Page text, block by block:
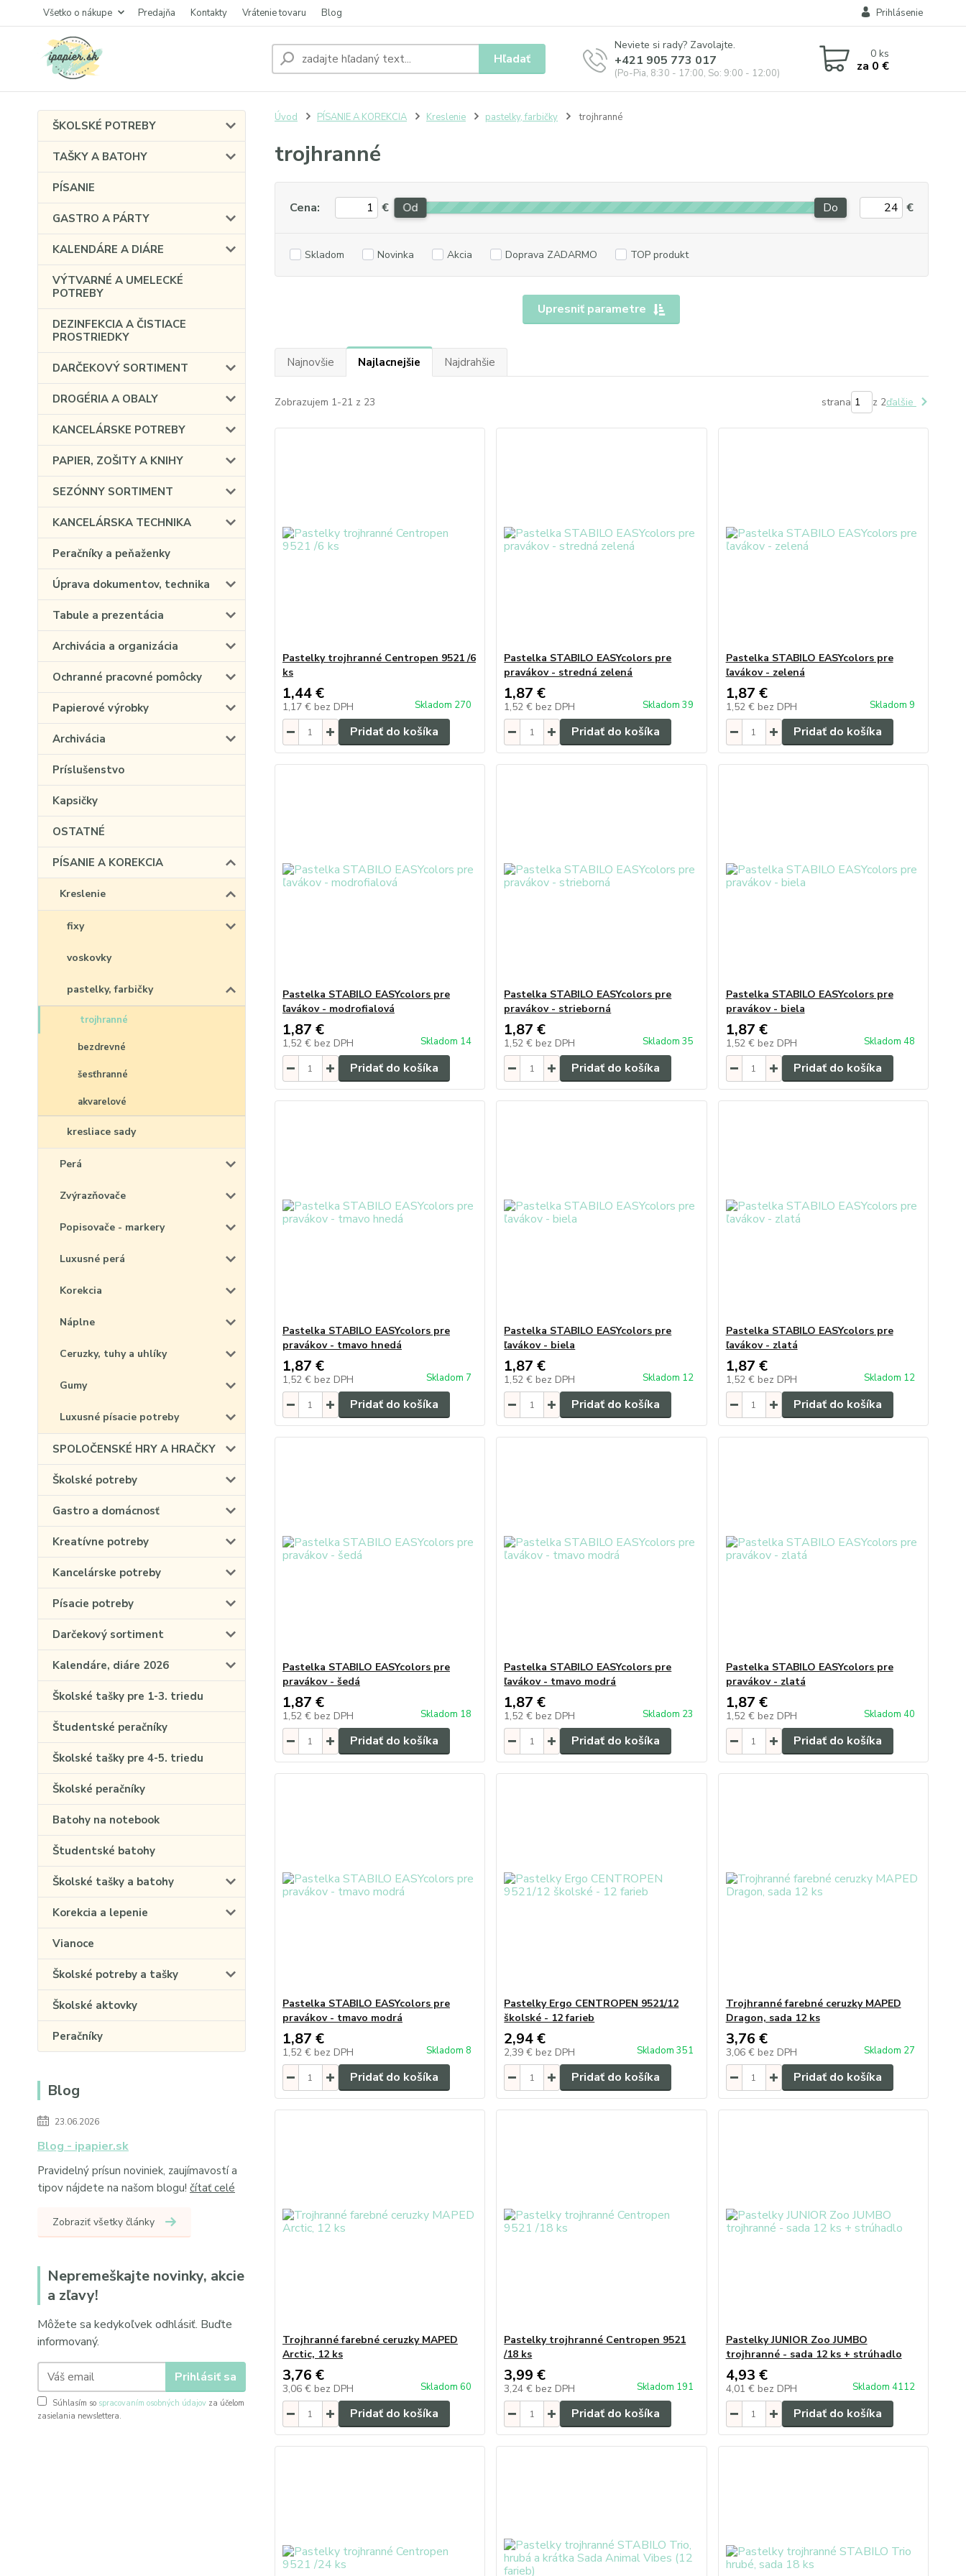
Všetko o nákupe Predajňa Kontakty Vrátenie tovaru Blog Prihlásenie
Hľadať
Neviete si rady? Zavolajte.
+421 905 773 017
(Po-Pia, 8:30 - 17:00, So: 9:00 - 12:00)
0ks
za 0 €
ŠKOLSKÉ POTREBY
TAŠKY A BATOHY
PÍSANIE
GASTRO A PÁRTY
KALENDÁRE A DIÁRE
VÝTVARNÉ A UMELECKÉ
POTREBY
DEZINFEKCIA A ČISTIACE
PROSTRIEDKY
DARČEKOVÝ SORTIMENT
DROGÉRIA A OBALY
KANCELÁRSKE POTREBY
PAPIER, ZOŠITY A KNIHY
SEZÓNNY SORTIMENT
KANCELÁRSKA TECHNIKA
Peračníky a peňaženky
Úprava dokumentov, technika
Tabule a prezentácia
Archivácia a organizácia
Ochranné pracovné pomôcky
Papierové výrobky
Archivácia
Príslušenstvo
Kapsičky
OSTATNÉ
PÍSANIE A KOREKCIA
Kreslenie
fixy
voskovky
pastelky, farbičky
trojhranné
bezdrevné
šesťhranné
akvarelové
kresliace sady
Perá
Zvýrazňovače
Popisovače - markery
Luxusné perá
Korekcia
Náplne
Ceruzky, tuhy a uhlíky
Gumy
Luxusné písacie potreby
SPOLOČENSKÉ HRY A HRAČKY
Školské potreby
Gastro a domácnosť
Kreatívne potreby
Kancelárske potreby
Písacie potreby
Darčekový sortiment
Kalendáre, diáre 2026
Školské tašky pre 1-3. triedu
Študentské peračníky
Školské tašky pre 4-5. triedu
Školské peračníky
Batohy na notebook
Študentské batohy
Školské tašky a batohy
Korekcia a lepenie
Vianoce
Školské potreby a tašky
Školské aktovky
Peračníky
Blog
23.06.2026
Blog - ipapier.sk
Pravidelný prísun noviniek, zaujímavostí a
tipov nájdete na našom blogu! čítať celé
Zobraziť všetky články
Nepremeškajte novinky, akcie
a zľavy!
Môžete sa kedykoľvek odhlásiť. Buďte
informovaný.
Prihlásiť sa
Súhlasím so spracovaním osobných údajov za účelom
zasielania newslettera.
Úvod PÍSANIE A KOREKCIA Kreslenie pastelky, farbičky trojhranné
trojhranné
Upresniť parametre
Cena: € Od Do €
Skladom Novinka Akcia Doprava ZADARMO TOP produkt
Najnovšie Najlacnejšie Najdrahšie
Zobrazujem 1-21 z 23 strana z 2ďalšie
Pastelky trojhranné Centropen 9521 /6
ks
1,44 €
1,17 € bez DPH Skladom 270
Pridať do košíka
Pastelka STABILO EASYcolors pre
pravákov - stredná zelená
1,87 €
1,52 € bez DPH Skladom 39
Pridať do košíka
Pastelka STABILO EASYcolors pre
ľavákov - zelená
1,87 €
1,52 € bez DPH Skladom 9
Pridať do košíka
Pastelka STABILO EASYcolors pre
ľavákov - modrofialová
1,87 €
1,52 € bez DPH Skladom 14
Pridať do košíka
Pastelka STABILO EASYcolors pre
pravákov - strieborná
1,87 €
1,52 € bez DPH Skladom 35
Pridať do košíka
Pastelka STABILO EASYcolors pre
pravákov - biela
1,87 €
1,52 € bez DPH Skladom 48
Pridať do košíka
Pastelka STABILO EASYcolors pre
pravákov - tmavo hnedá
1,87 €
1,52 € bez DPH Skladom 7
Pridať do košíka
Pastelka STABILO EASYcolors pre
ľavákov - biela
1,87 €
1,52 € bez DPH Skladom 12
Pridať do košíka
Pastelka STABILO EASYcolors pre
ľavákov - zlatá
1,87 €
1,52 € bez DPH Skladom 12
Pridať do košíka
Pastelka STABILO EASYcolors pre
pravákov - šedá
1,87 €
1,52 € bez DPH Skladom 18
Pridať do košíka
Pastelka STABILO EASYcolors pre
ľavákov - tmavo modrá
1,87 €
1,52 € bez DPH Skladom 23
Pridať do košíka
Pastelka STABILO EASYcolors pre
pravákov - zlatá
1,87 €
1,52 € bez DPH Skladom 40
Pridať do košíka
Pastelka STABILO EASYcolors pre
pravákov - tmavo modrá
1,87 €
1,52 € bez DPH Skladom 8
Pridať do košíka
Pastelky Ergo CENTROPEN 9521/12
školské - 12 farieb
2,94 €
2,39 € bez DPH Skladom 351
Pridať do košíka
Trojhranné farebné ceruzky MAPED
Dragon, sada 12 ks
3,76 €
3,06 € bez DPH Skladom 27
Pridať do košíka
Trojhranné farebné ceruzky MAPED
Arctic, 12 ks
3,76 €
3,06 € bez DPH Skladom 60
Pridať do košíka
Pastelky trojhranné Centropen 9521
/18 ks
3,99 €
3,24 € bez DPH Skladom 191
Pridať do košíka
Pastelky JUNIOR Zoo JUMBO
trojhranné - sada 12 ks + strúhadlo
4,93 €
4,01 € bez DPH Skladom 4112
Pridať do košíka